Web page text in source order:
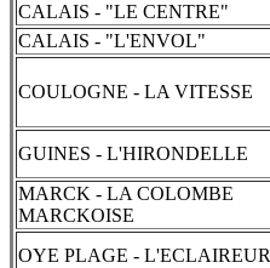
CALAIS - "LE CENTRE"
CALAIS - "L'ENVOL"
COULOGNE - LA VITESSE
GUINES - L'HIRONDELLE
MARCK - LA COLOMBE
MARCKOISE
OYE PLAGE - L'ECLAIREUR